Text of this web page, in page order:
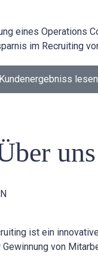
eines Operations
im Recruiting
Kundenergebniss lesen
uns
ist ein
von